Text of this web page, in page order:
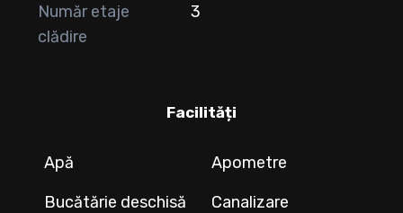
Număr etaje
clădire
3
Facilități
Apă
Apometre
Bucătărie deschisă
Canalizare